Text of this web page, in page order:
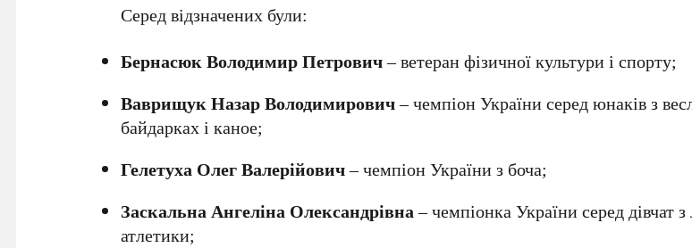
Серед відзначених були:
Бернасюк Володимир Петрович– ветеран фізичної культури і спорту;
Ваврищук Назар Володимирович– чемпіон України серед юнаків з
байдарках і каное;
Гелетуха Олег Валерійович– чемпіон України з боча;
Заскальна Ангеліна Олександрівна– чемпіонка України серед дівчат з
атлетики;